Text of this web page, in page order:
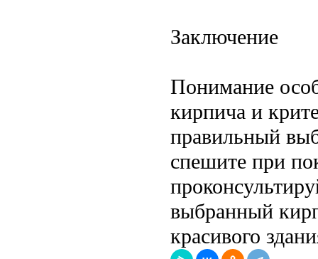
Заключение
Понимание
кирпича и
правильный
спешите при
выбранный
красивого